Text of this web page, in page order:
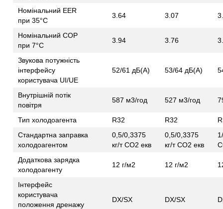
Номінальний EER
при 35°C
3.64 3.07
Номінальний COP
при 7°C
3.94 3.76
Звукова потужність
інтерфейсу
користувача UI/UE
52/61 дБ(А) 53/64 дБ(А)
Внутрішній потік
повітря
587 м3/год 527 м3/год
Тип холодоагента R32 R32
Стандартна заправка
холодоагентом
0,5/0,3375
кг/т CO2 екв
0,5/0,3375
кг/т CO2 екв
Додаткова зарядка
холодоагенту
12 г/м2 12 г/м2
Інтерфейс
користувача
положення дренажу
DX/SX DX/SX